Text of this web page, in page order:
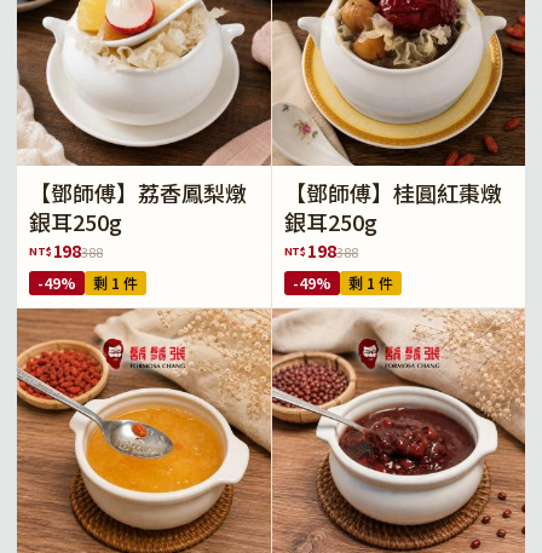
【鄧師傅】荔香鳳梨燉
銀耳250g
NT$ 198388
-49% 剩 1 件
【鄧師傅】桂圓紅棗燉
銀耳250g
NT$ 198388
-49% 剩 1 件